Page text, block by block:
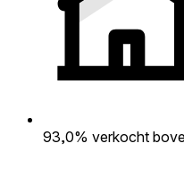
93,0% verkocht